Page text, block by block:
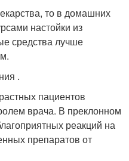
то в домашних
настойки из
средства лучше
.
пациентов
врача. В преклонном
реакций на
препаратов от